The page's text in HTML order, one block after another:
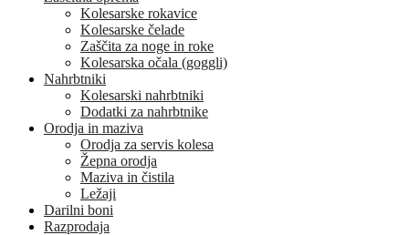
Kolesarske rokavice
Kolesarske čelade
Zaščita za noge in roke
Kolesarska očala (goggli)
Nahrbtniki
Kolesarski nahrbtniki
Dodatki za nahrbtnike
Orodja in maziva
Orodja za servis kolesa
Žepna orodja
Maziva in čistila
Ležaji
Darilni boni
Razprodaja